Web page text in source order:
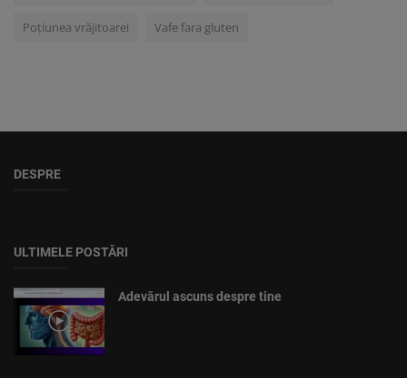
Poțiunea vrăjitoarei Vafe fara gluten
DESPRE
ULTIMELE POSTĂRI
Adevărul ascuns despre tine